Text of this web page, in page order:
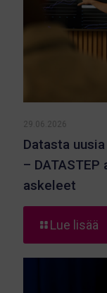
29.06.2026
Datasta
–
askeleet
Lue lisää